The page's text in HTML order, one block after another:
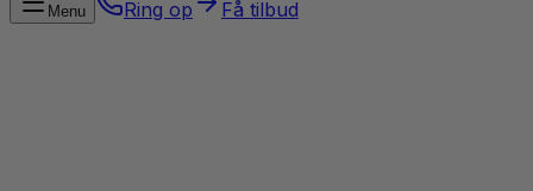
Menu Ring op Få tilbud